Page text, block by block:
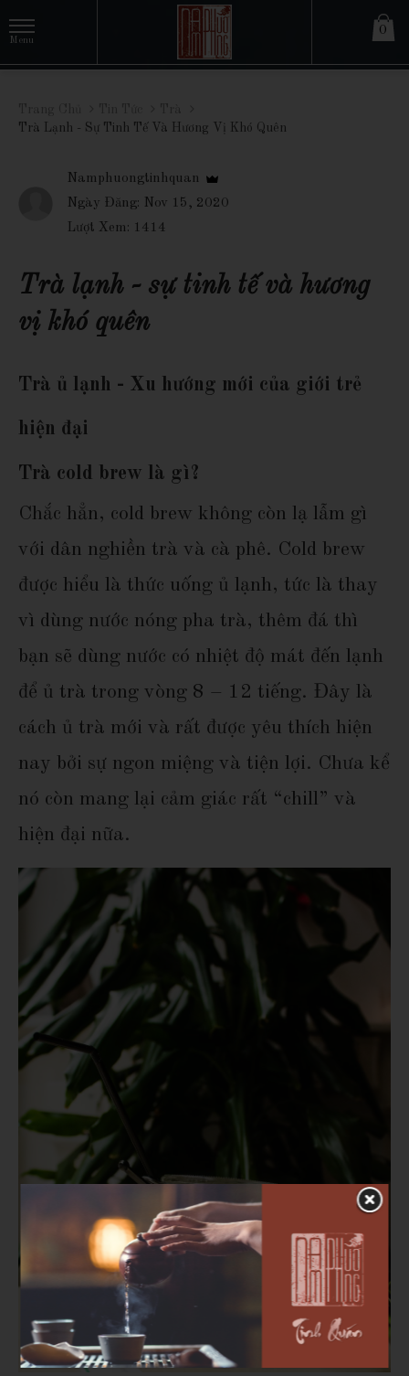
0
Trà Lạnh - Sự Tinh Tế Và Hương Vị Khó Quên
Namphuongtinhquan
Ngày Đăng: Nov 15, 2020
Lượt Xem: 1414
Trà lạnh - sự tinh tế và hương
vị khó quên
Trà ủ lạnh - Xu hướng mới của giới trẻ
hiện đại
Trà cold brew là gì?
Chắc hẳn, cold brew không còn lạ lẫm gì
với dân nghiền trà và cà phê. Cold brew
được hiểu là thức uống ủ lạnh, tức là thay
vì dùng nước nóng pha trà, thêm đá thì
bạn sẽ dùng nước có nhiệt độ mát đến lạnh
để ủ trà trong vòng 8 – 12 tiếng. Đây là
cách ủ trà mới và rất được yêu thích hiện
nay bởi sự ngon miệng và tiện lợi. Chưa kể
nó còn mang lại cảm giác rất “chill” và
hiện đại nữa.